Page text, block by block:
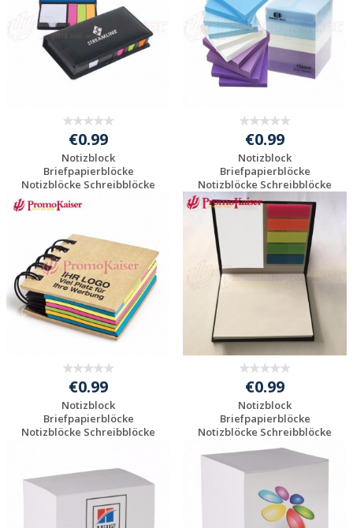
€0.99
Notizblock
Briefpapierblöcke
Notizblöcke Schreibblöcke
Individuelle
anfragen
€0.99
Notizblock
Briefpapierblöcke
Notizblöcke Schreibblöcke
...
Individuelle
Werbeartikel
anfragen
€0.99
Notizblock
Briefpapierblöcke
Notizblöcke Schreibblöcke
Werbeartikel
€0.99
Notizblock
Briefpapierblöcke
Notizblöcke Schreibblöcke
Individuelle
Werbeartikel
anfragen